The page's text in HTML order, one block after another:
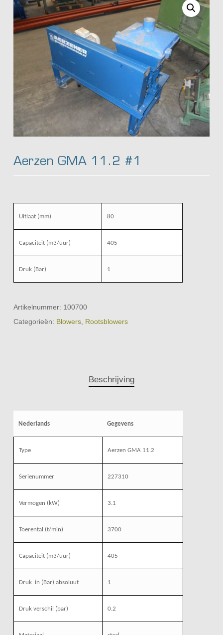
Aerzen GMA 11.2 #1
Uitlaat (mm) 80
Capaciteit (m3/uur) 405
Druk (Bar) 1
Artikelnummer: 100700
Categorieën: Blowers, Rootsblowers
Beschrijving
Nederlands Gegevens
Type Aerzen GMA 11.2
Serienummer 227310
Vermogen (kW) 3.1
Toerental (t/min) 3700
Capaciteit (m3/uur) 405
Druk in (Bar) absoluut 1
Druk verschil (bar) 0.2